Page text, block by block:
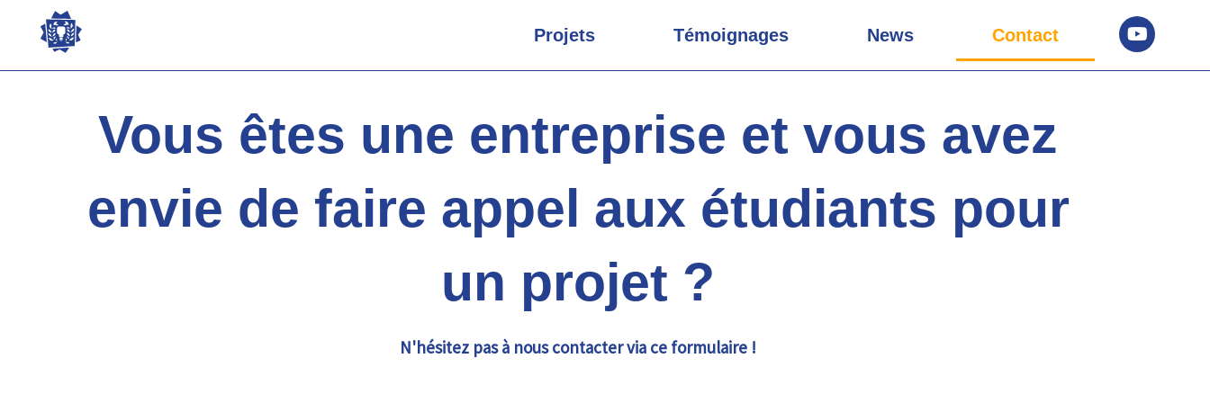
Projets Témoignages News Contact
Vous êtes une entreprise et vous avez
envie de faire appel aux étudiants pour
un projet ?
N'hésitez pas à nous contacter via ce formulaire !